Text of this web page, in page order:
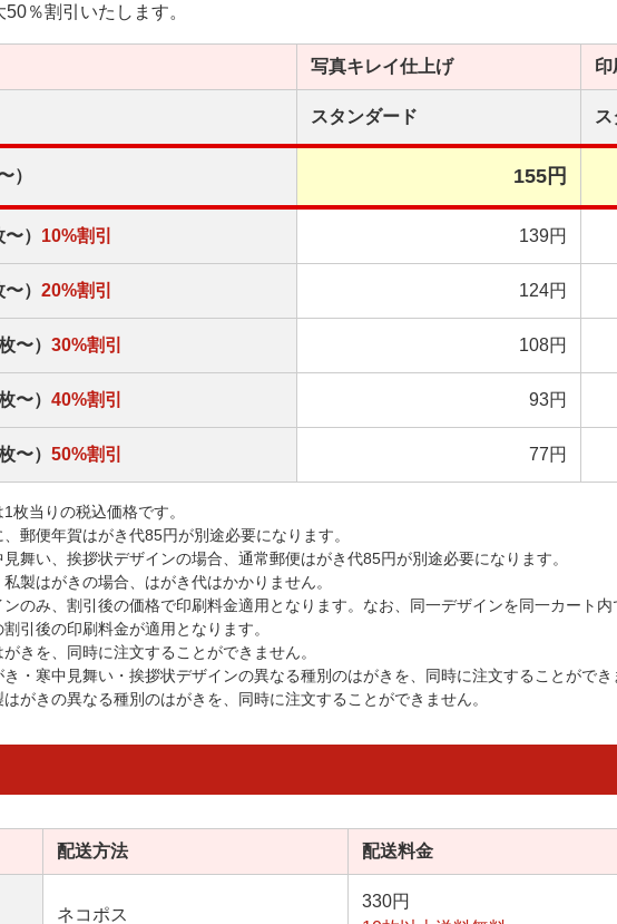
％割引いたします。
写真キレイ仕上げ 印
スタンダード
） 155円
） 10%割引 139円
） 20%割引 124円
〜） 30%割引 108円
〜） 40%割引 93円
〜） 50%割引 77円
枚当りの税込価格です。
郵便年賀はがき代85円が別途必要になります。
舞い、挨拶状デザインの場合、通常郵便はがき代85円が別途必要になります。
製はがきの場合、はがき代はかかりません。
のみ、割引後の価格で印刷料金適用となります。なお、同一デザインを同一カート
引後の印刷料金が適用となります。
きを、同時に注文することができません。
・寒中見舞い・挨拶状デザインの異なる種別のはがきを、同時に注文することができ
がきの異なる種別のはがきを、同時に注文することができません。
配送方法 配送料金
ネコポス
330円